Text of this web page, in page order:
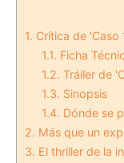
1. Crítica de 'Caso
1.1. Ficha
1.2. Tráiler de
1.3. Sinopsis
1.4. Dónde se
2. Más que un
3. El thriller de la